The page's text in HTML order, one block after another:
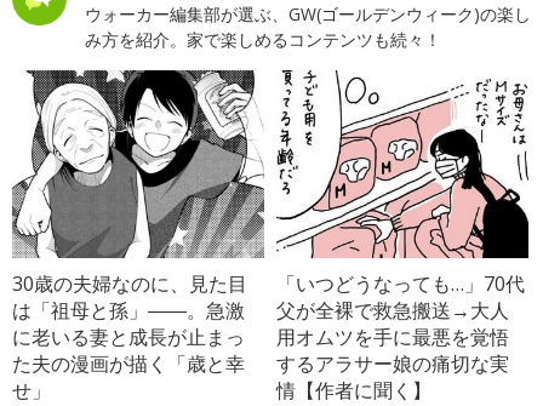
ウォーカー編集部が選ぶ、GW(ゴールデンウィーク)の楽し
み方を紹介。家で楽しめるコンテンツも続々！
30歳の夫婦なのに、見た目
は「祖母と孫」――。急激
に老いる妻と成長が止まっ
た夫の漫画が描く「歳と幸
せ」
「いつどうなっても…」70代
父が全裸で救急搬送→大人
用オムツを手に最悪を覚悟
するアラサー娘の痛切な実
情【作者に聞く】